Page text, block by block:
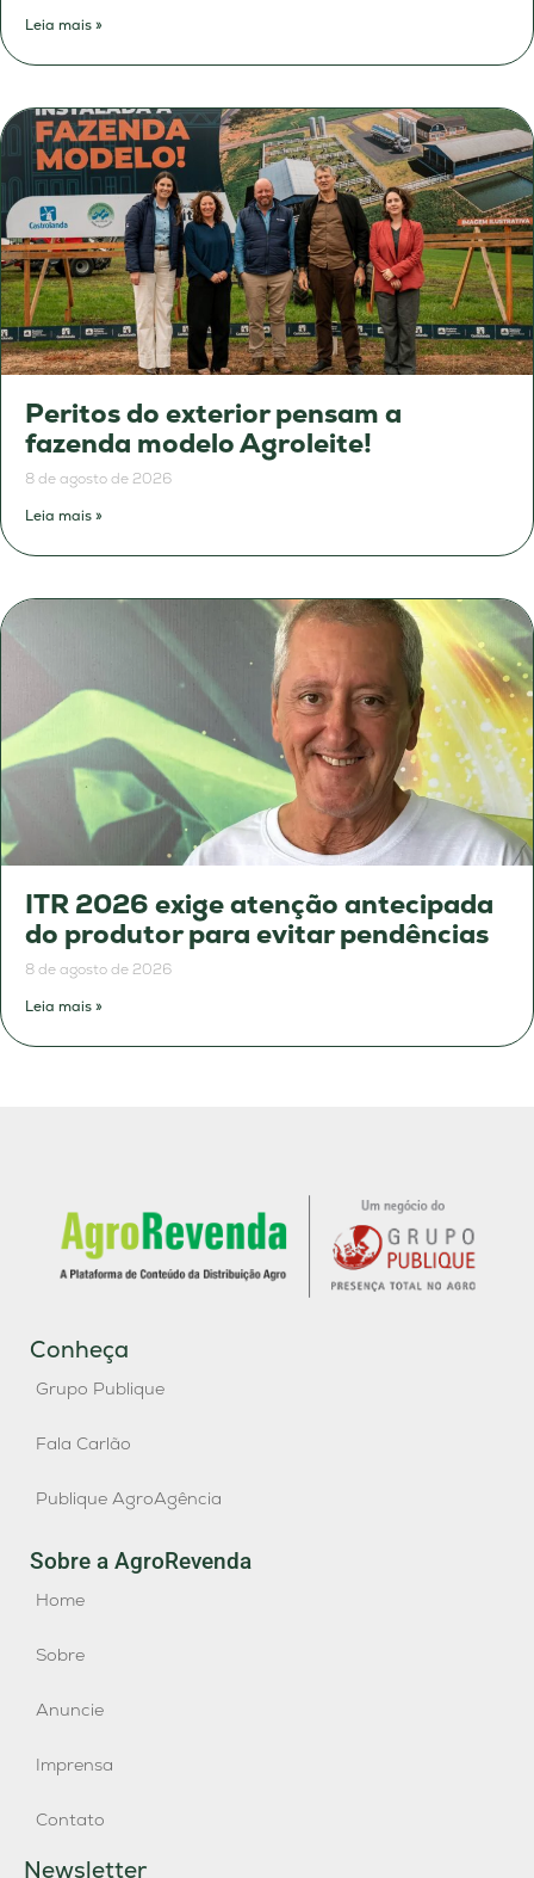
Leia mais »
Peritos do exterior pensam a
fazenda modelo Agroleite!
8 de agosto de 2026
Leia mais »
ITR 2026 exige atenção antecipada
do produtor para evitar pendências
8 de agosto de 2026
Leia mais »
Conheça
Grupo Publique
Fala Carlão
Publique AgroAgência
Sobre a AgroRevenda
Home
Sobre
Anuncie
Imprensa
Contato
Newsletter